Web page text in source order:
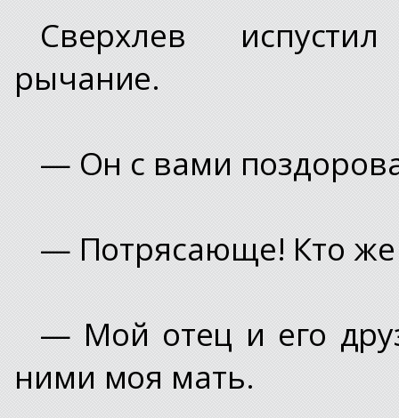
Сверхлев
рычание.
— Он с вами
— Потрясающе! Кто же
— Мой отец и его
ними моя мать.